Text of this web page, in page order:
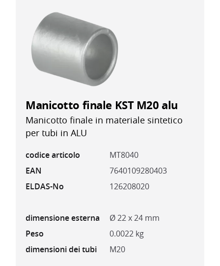
Manicotto finale KST M20 alu
Manicotto finale in materiale sintetico
per tubi in ALU
codice articolo
MT8040
EAN
7640109280403
ELDAS-No
126208020
dimensione esterna
Ø 22 x 24 mm
Peso
0.0022 kg
dimensioni dei tubi
M20